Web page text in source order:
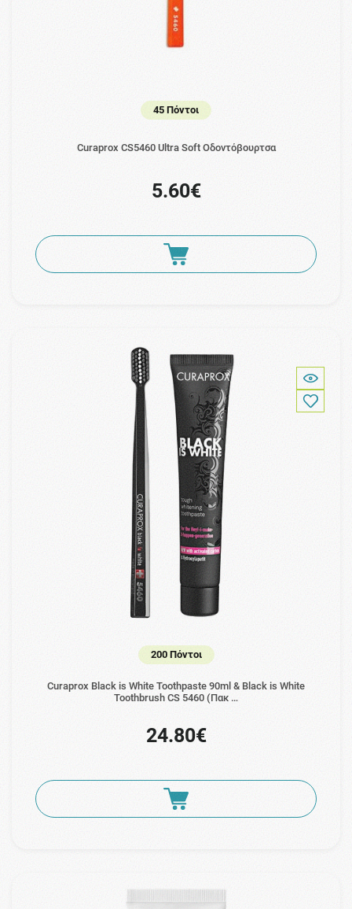
45 Πόντοι
Curaprox CS5460 Ultra Soft Οδοντόβουρτσα
5.60€
200 Πόντοι
Curaprox Black is White Toothpaste 90ml & Black is White
Toothbrush CS 5460 (Πακ …
24.80€